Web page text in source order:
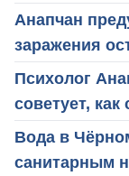
Анапчан
заражения
Психолог
советует,
Вода в
санитарным